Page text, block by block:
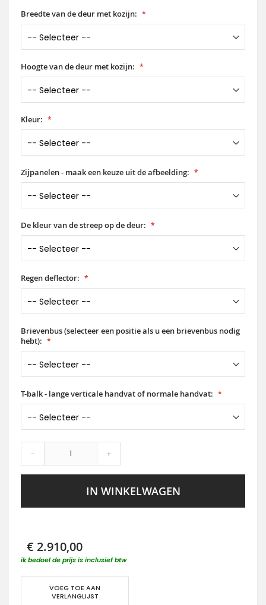
Breedte van de deur met kozijn:
Hoogte van de deur met kozijn:
Kleur:
Zijpanelen - maak een keuze uit de afbeelding:
De kleur van de streep op de deur:
Regen deflector:
Brievenbus (selecteer een positie als u een brievenbus nodig
hebt):
T-balk - lange verticale handvat of normale handvat:
- +
IN WINKELWAGEN
€ 2.910,00
ik bedoel de prijs is inclusief btw
VOEG TOE AAN
VERLANGLIJST